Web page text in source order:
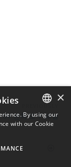
UV 왼쪽 도구 패널
ENGLISH
×
By using our
with our Cookie